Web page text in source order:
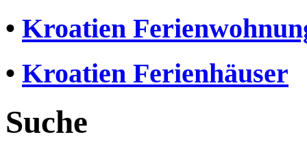
• Kroatien
• Kroatien Ferienhäuser
Suche